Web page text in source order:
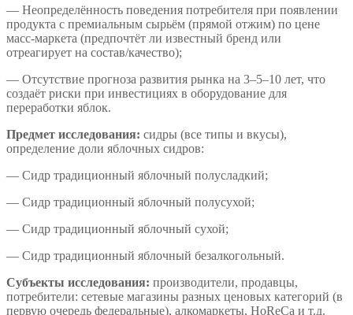
— Неопределённость поведения потребителя при появлении
продукта с премиальным сырьём (прямой отжим) по цене
масс-маркета (предпочтёт ли известный бренд или
отреагирует на состав/качество);
— Отсутствие прогноза развития рынка на 3–5–10 лет, что
создаёт риски при инвестициях в оборудование для
переработки яблок.
Предмет исследования: сидры (все типы и вкусы),
определение доли яблочных сидров:
— Сидр традиционный яблочный полусладкий;
— Сидр традиционный яблочный полусухой;
— Сидр традиционный яблочный сухой;
— Сидр традиционный яблочный безалкогольный.
Субъекты исследования: производители, продавцы,
потребители: сетевые магазины разных ценовых категорий (в
первую очередь федеральные), алкомаркеты, HoReCa и т.д.